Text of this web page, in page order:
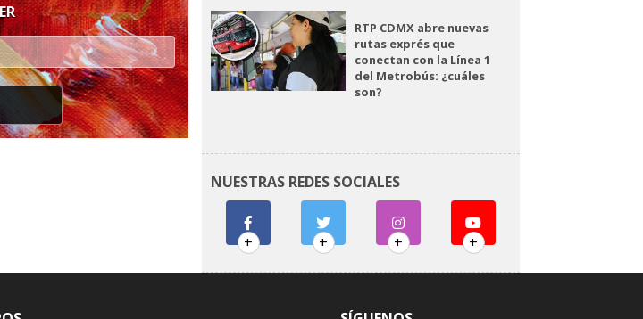
RTP CDMX abre nuevas
rutas exprés que
conectan con la Línea 1
del Metrobús: ¿cuáles
son?
NUESTRAS REDES SOCIALES
+ + + +